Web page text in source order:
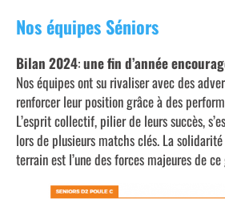
Nos équipes Séniors
Bilan 2024:une fin d’année
Nos équipes ont su rivaliser avec des
renforcer leur position grâce à des
L’esprit collectif, pilier de leurs succès,
lors de plusieurs matchs clés. La
terrain est l’une des forces majeures de